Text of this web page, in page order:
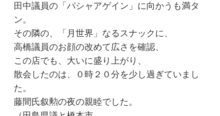
田中議員の「パシャアゲイン」に向かうも満タ
ン。
その隣の、「月世界」なるスナックに、
高橋議員のお顔の改めて広さを確認、
この店でも、大いに盛り上がり、
散会したのは、０時２０分を少し過ぎていまし
た。
藤間氏叙勲の夜の親睦でした。